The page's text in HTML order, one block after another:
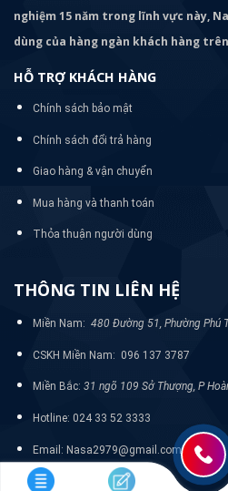
nghiệm 15 năm trong lĩnh vực này,
dùng của hàng ngàn khách hàng
HỖ TRỢ KHÁCH HÀNG
Chính sách bảo mật
Chính sách đổi trả hàng
Giao hàng & vận chuyển
Mua hàng và thanh toán
Thỏa thuận người dùng
THÔNG TIN LIÊN HỆ
Miền Nam: 480 Đường 51, Phường Phú
CSKH Miền Nam: 096 137 3787
Miền Bắc: 31 ngõ 109 Sở Thượng, P
Hotline: 024 33 52 3333
Email: Nasa2979@gmail.com